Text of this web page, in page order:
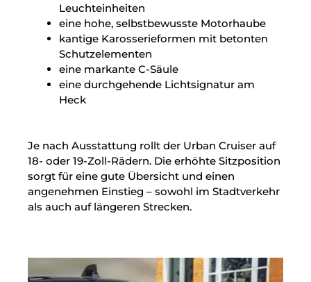
Leuchteinheiten
eine hohe, selbstbewusste Motorhaube
kantige Karosserieformen mit betonten
Schutz­elementen
eine markante C-Säule
eine durchgehende Lichtsignatur am
Heck
Je nach Ausstattung rollt der Urban Cruiser auf
18- oder 19-Zoll-Rädern. Die erhöhte Sitzposition
sorgt für eine gute Übersicht und einen
angenehmen Einstieg – sowohl im Stadtverkehr
als auch auf längeren Strecken.